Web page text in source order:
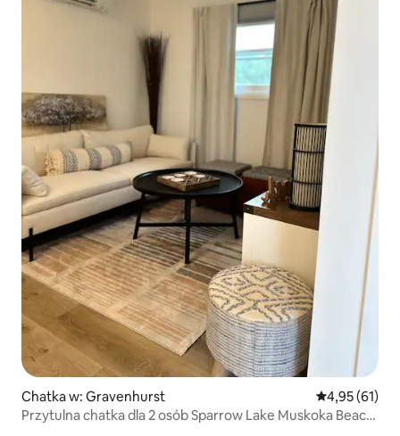
Chatka w: Gravenhurst Średnia
4,95 (61)
Przytulna chatka dla 2 osób Sparrow Lake Muskoka Beach